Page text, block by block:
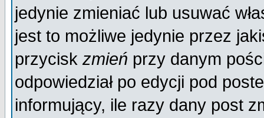
jedynie zmieniać lub usuwać
jest to możliwe jedynie przez
przycisk zmień przy danym
odpowiedział po edycji pod
informujący, ile razy dany post